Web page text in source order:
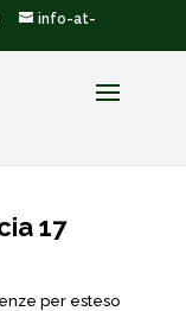
info-at-
17
per esteso